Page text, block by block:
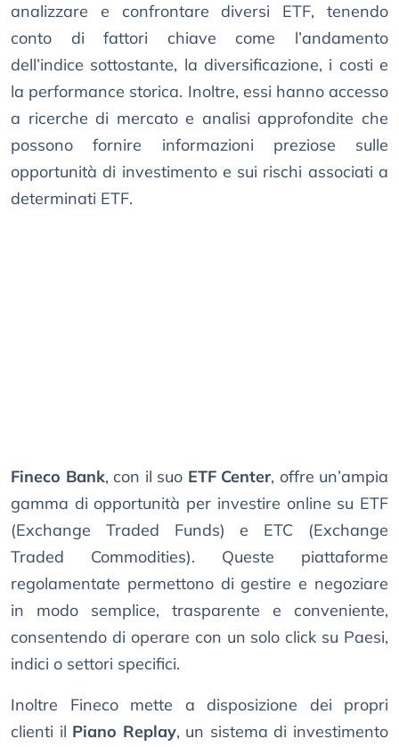
analizzare e confrontare diversi ETF, tenendo
conto di fattori chiave come l’andamento
dell’indice sottostante, la diversificazione, i costi e
la performance storica. Inoltre, essi hanno accesso
a ricerche di mercato e analisi approfondite che
possono fornire informazioni preziose sulle
opportunità di investimento e sui rischi associati a
determinati ETF.
Fineco Bank, con il suo ETF Center, offre un’ampia
gamma di opportunità per investire online su ETF
(Exchange Traded Funds) e ETC (Exchange
Traded Commodities). Queste piattaforme
regolamentate permettono di gestire e negoziare
in modo semplice, trasparente e conveniente,
consentendo di operare con un solo click su Paesi,
indici o settori specifici.
Inoltre Fineco mette a disposizione dei propri
clienti il Piano Replay, un sistema di investimento